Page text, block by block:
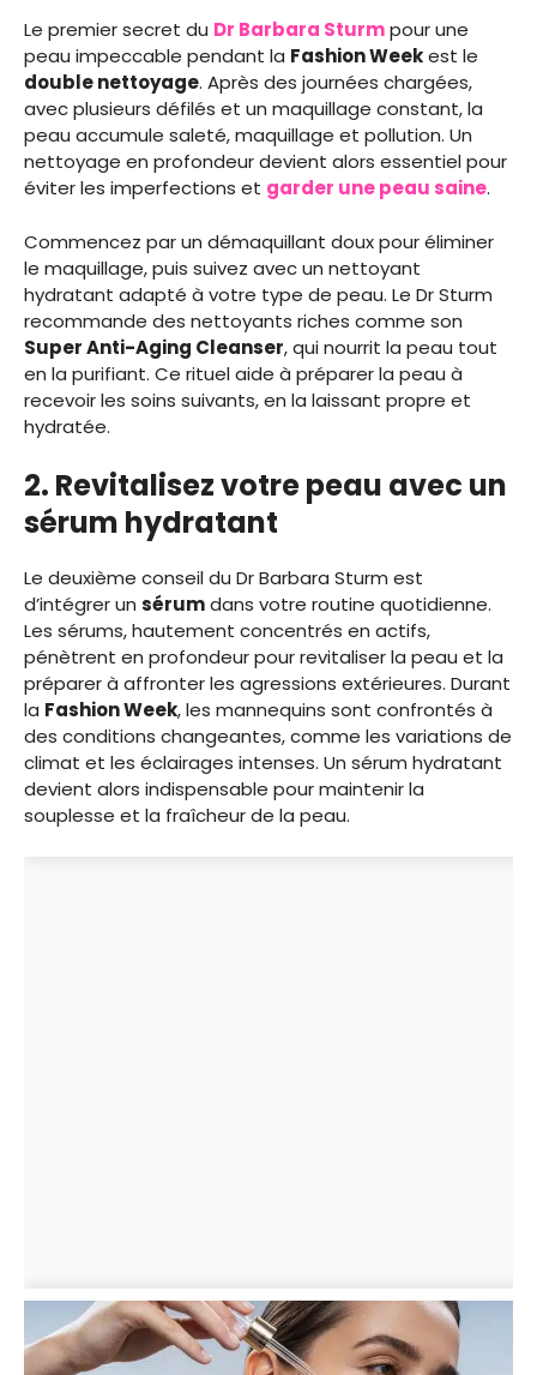
Le premier secret du Dr Barbara Sturmpour une
peau impeccable pendant la Fashion Weekest le
double nettoyage. Après des journées chargées,
avec plusieurs défilés et un maquillage constant, la
peau accumule saleté, maquillage et pollution. Un
nettoyage en profondeur devient alors essentiel pour
éviter les imperfections et garder une peau saine.
Commencez par un démaquillant doux pour éliminer
le maquillage, puis suivez avec un nettoyant
hydratant adapté à votre type de peau. Le Dr Sturm
recommande des nettoyants riches comme son
Super Anti-Aging Cleanser, qui nourrit la peau tout
en la purifiant. Ce rituel aide à préparer la peau à
recevoir les soins suivants, en la laissant propre et
hydratée.
2. Revitalisez votre peau avec un
sérum hydratant
Le deuxième conseil du Dr Barbara Sturm est
d’intégrer un sérumdans votre routine quotidienne.
Les sérums, hautement concentrés en actifs,
pénètrent en profondeur pour revitaliser la peau et la
préparer à affronter les agressions extérieures. Durant
la Fashion Week, les mannequins sont confrontés à
des conditions changeantes, comme les variations de
climat et les éclairages intenses. Un sérum hydratant
devient alors indispensable pour maintenir la
souplesse et la fraîcheur de la peau.